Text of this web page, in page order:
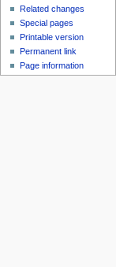
Related changes
Special pages
Printable version
Permanent link
Page information